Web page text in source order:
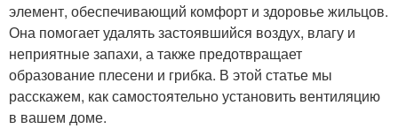
элемент, обеспечивающий комфорт и здоровье жильцов.
Она помогает удалять застоявшийся воздух, влагу и
неприятные запахи, а также предотвращает
образование плесени и грибка. В этой статье мы
расскажем, как самостоятельно установить вентиляцию
в вашем доме.